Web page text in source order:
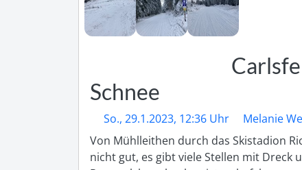
Schnee
So., 29.1.2023, 12:36 Uhr
Melanie
Von Mühlleithen durch das Skistadion
nicht gut, es gibt viele Stellen mit Dreck